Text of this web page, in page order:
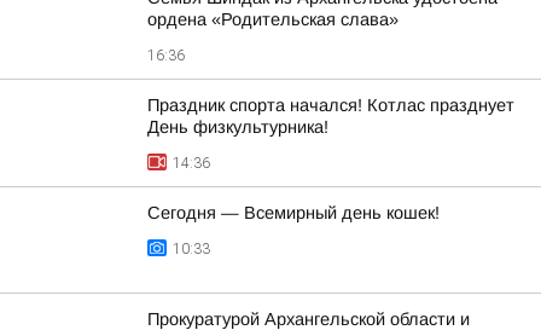
ордена «Родительская слава»
16:36
Праздник спорта начался! Котлас празднует
День физкультурника!
14:36
Сегодня — Всемирный день кошек!
10:33
Прокуратурой Архангельской области и